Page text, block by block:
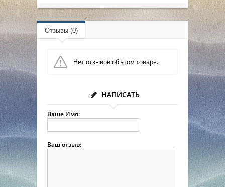
Отзывы (0)
Нет отзывов об этом товаре.
НАПИСАТЬ
Ваше Имя:
Ваш отзыв: